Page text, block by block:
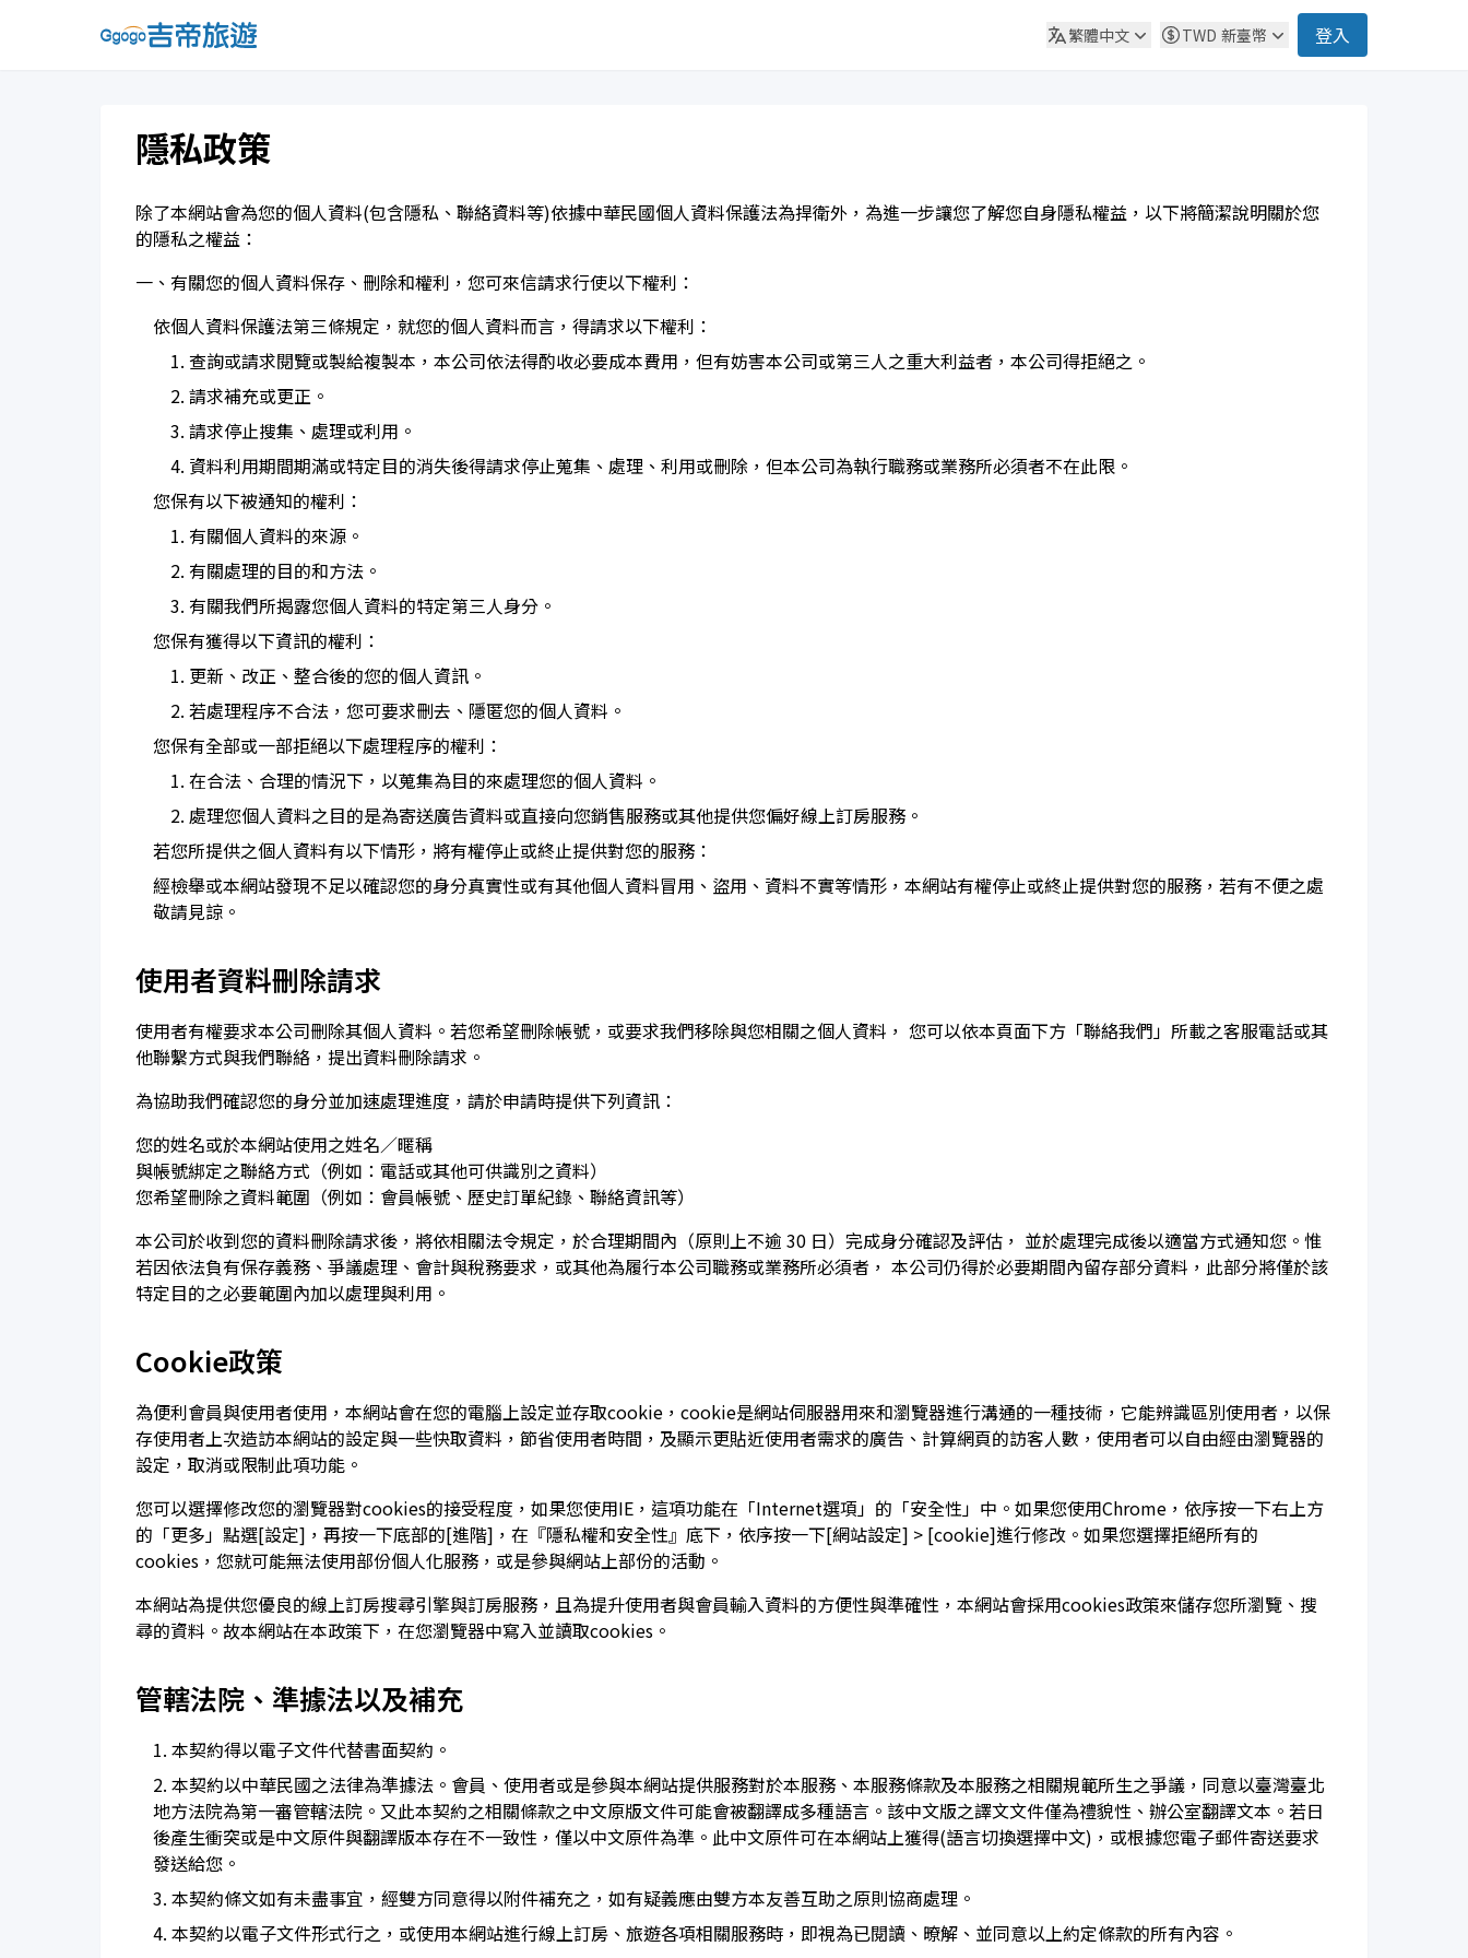
繁體中文 TWD 新臺幣 登入
隱私政策
除了本網站會為您的個人資料(包含隱私、聯絡資料等)依據中華民國個人資料保護法為捍衛外，為進一步讓您了解您自身隱私權益，以下將簡潔說明關於您
的隱私之權益：
一、有關您的個人資料保存、刪除和權利，您可來信請求行使以下權利：
依個人資料保護法第三條規定，就您的個人資料而言，得請求以下權利：
1. 查詢或請求閱覽或製給複製本，本公司依法得酌收必要成本費用，但有妨害本公司或第三人之重大利益者，本公司得拒絕之。
2. 請求補充或更正。
3. 請求停止搜集、處理或利用。
4. 資料利用期間期滿或特定目的消失後得請求停止蒐集、處理、利用或刪除，但本公司為執行職務或業務所必須者不在此限。
您保有以下被通知的權利：
1. 有關個人資料的來源。
2. 有關處理的目的和方法。
3. 有關我們所揭露您個人資料的特定第三人身分。
您保有獲得以下資訊的權利：
1. 更新、改正、整合後的您的個人資訊。
2. 若處理程序不合法，您可要求刪去、隱匿您的個人資料。
您保有全部或一部拒絕以下處理程序的權利：
1. 在合法、合理的情況下，以蒐集為目的來處理您的個人資料。
2. 處理您個人資料之目的是為寄送廣告資料或直接向您銷售服務或其他提供您偏好線上訂房服務。
若您所提供之個人資料有以下情形，將有權停止或終止提供對您的服務：
經檢舉或本網站發現不足以確認您的身分真實性或有其他個人資料冒用、盜用、資料不實等情形，本網站有權停止或終止提供對您的服務，若有不便之處
敬請見諒。
使用者資料刪除請求
使用者有權要求本公司刪除其個人資料。若您希望刪除帳號，或要求我們移除與您相關之個人資料， 您可以依本頁面下方「聯絡我們」所載之客服電話或其
他聯繫方式與我們聯絡，提出資料刪除請求。
為協助我們確認您的身分並加速處理進度，請於申請時提供下列資訊：
您的姓名或於本網站使用之姓名／暱稱
與帳號綁定之聯絡方式（例如：電話或其他可供識別之資料）
您希望刪除之資料範圍（例如：會員帳號、歷史訂單紀錄、聯絡資訊等）
本公司於收到您的資料刪除請求後，將依相關法令規定，於合理期間內（原則上不逾 30 日）完成身分確認及評估， 並於處理完成後以適當方式通知您。惟
若因依法負有保存義務、爭議處理、會計與稅務要求，或其他為履行本公司職務或業務所必須者， 本公司仍得於必要期間內留存部分資料，此部分將僅於該
特定目的之必要範圍內加以處理與利用。
Cookie政策
為便利會員與使用者使用，本網站會在您的電腦上設定並存取cookie，cookie是網站伺服器用來和瀏覽器進行溝通的一種技術，它能辨識區別使用者，以保
存使用者上次造訪本網站的設定與一些快取資料，節省使用者時間，及顯示更貼近使用者需求的廣告、計算網頁的訪客人數，使用者可以自由經由瀏覽器的
設定，取消或限制此項功能。
您可以選擇修改您的瀏覽器對cookies的接受程度，如果您使用IE，這項功能在「Internet選項」的「安全性」中。如果您使用Chrome，依序按一下右上方
的「更多」點選[設定]，再按一下底部的[進階]，在『隱私權和安全性』底下，依序按一下[網站設定] > [cookie]進行修改。如果您選擇拒絕所有的
cookies，您就可能無法使用部份個人化服務，或是參與網站上部份的活動。
本網站為提供您優良的線上訂房搜尋引擎與訂房服務，且為提升使用者與會員輸入資料的方便性與準確性，本網站會採用cookies政策來儲存您所瀏覽、搜
尋的資料。故本網站在本政策下，在您瀏覽器中寫入並讀取cookies。
管轄法院、準據法以及補充
1. 本契約得以電子文件代替書面契約。
2. 本契約以中華民國之法律為準據法。會員、使用者或是參與本網站提供服務對於本服務、本服務條款及本服務之相關規範所生之爭議，同意以臺灣臺北
地方法院為第一審管轄法院。又此本契約之相關條款之中文原版文件可能會被翻譯成多種語言。該中文版之譯文文件僅為禮貌性、辦公室翻譯文本。若日
後產生衝突或是中文原件與翻譯版本存在不一致性，僅以中文原件為準。此中文原件可在本網站上獲得(語言切換選擇中文)，或根據您電子郵件寄送要求
發送給您。
3. 本契約條文如有未盡事宜，經雙方同意得以附件補充之，如有疑義應由雙方本友善互助之原則協商處理。
4. 本契約以電子文件形式行之，或使用本網站進行線上訂房、旅遊各項相關服務時，即視為已閱讀、暸解、並同意以上約定條款的所有內容。